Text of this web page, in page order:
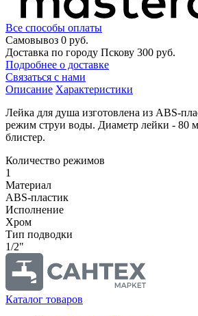
Все способы оплаты
Самовывоз 0 руб.
Доставка по городу Пскову 300 руб.
Подробнее о доставке
Связаться с нами
Описание Характеристики
Лейка для душа изготовлена из ABS-
режим струи воды. Диаметр лейки - 80
блистер.
Количество режимов
1
Материал
ABS-пластик
Исполнение
Хром
Тип подводки
1/2"
Каталог товаров